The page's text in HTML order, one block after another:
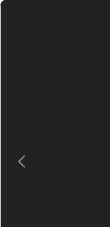
Previous